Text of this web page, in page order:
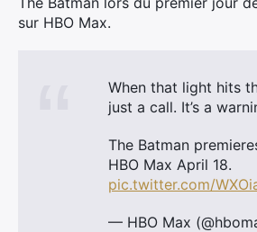
sur HBO Max.
When that light hits
just a call. It’s a
The Batman
HBO Max April 18.
pic.twitter.com/
— HBO Max